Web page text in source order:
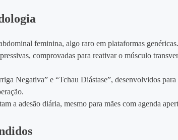
feminina, algo raro em plataformas genéricas.
comprovadas para reativar o músculo
Negativa” e “Tchau Diástase”, desenvolvidos para
a adesão diária, mesmo para mães com agenda